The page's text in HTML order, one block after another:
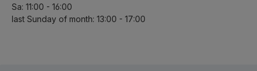
Sa: 11:00 - 16:00
last Sunday of month: 13:00 - 17:00